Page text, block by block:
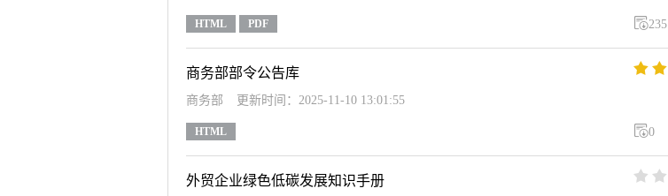
HTML PDF 235
商务部部令公告库  
商务部 更新时间：2025-11-10 13:01:55
HTML 0
外贸企业绿色低碳发展知识手册  